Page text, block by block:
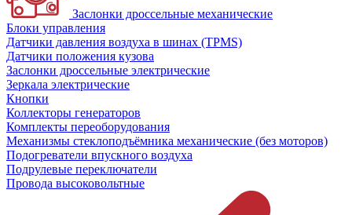
Заслонки дроссельные механические
Блоки управления
Датчики давления воздуха в шинах (TPMS)
Датчики положения кузова
Заслонки дроссельные электрические
Зеркала электрические
Кнопки
Коллекторы генераторов
Комплекты переоборудования
Механизмы стеклоподъёмника механические (без моторов)
Подогреватели впускного воздуха
Подрулевые переключатели
Провода высоковольтные